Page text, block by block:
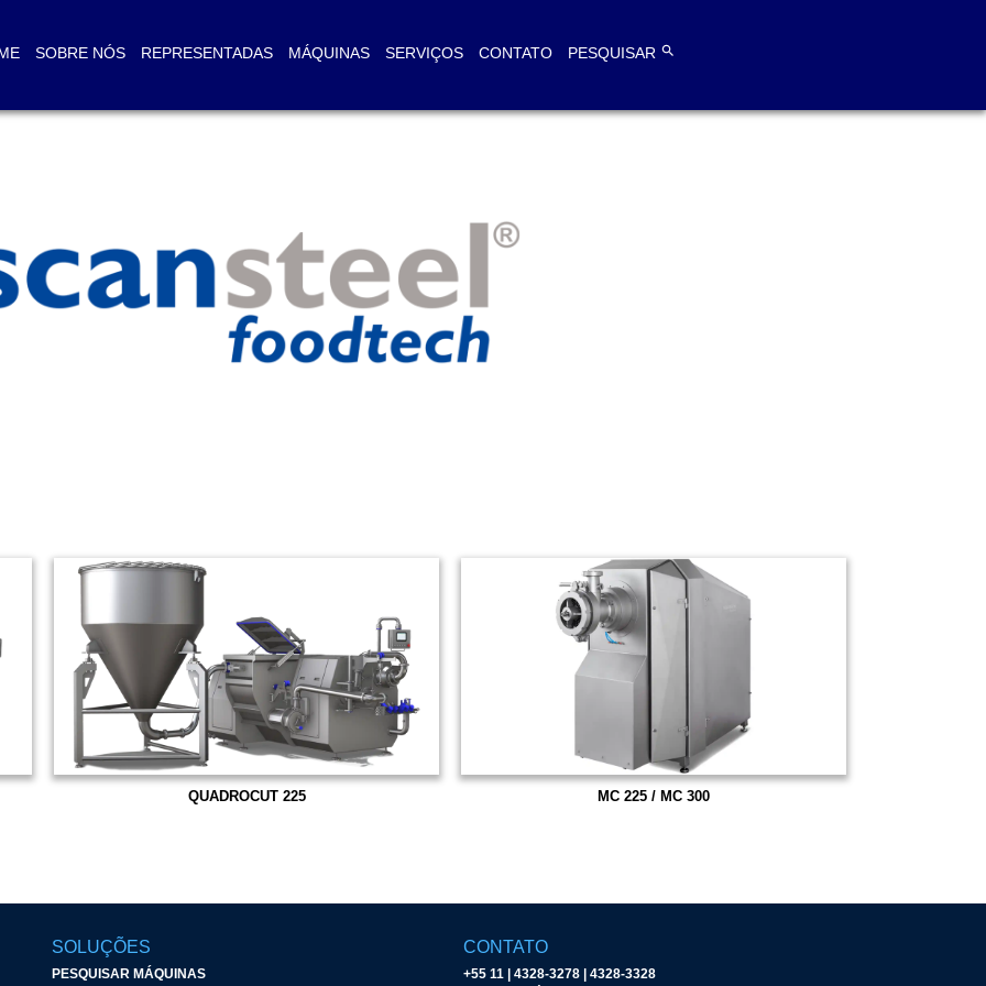
SOBRE NÓS REPRESENTADAS MÁQUINAS SERVIÇOS CONTATO PESQUISAR search
QUADROCUT 225 MC 225 / MC 300
SOLUÇÕES
PESQUISAR MÁQUINAS
CONTATO
+55 11 | 4328-3278 | 4328-3328